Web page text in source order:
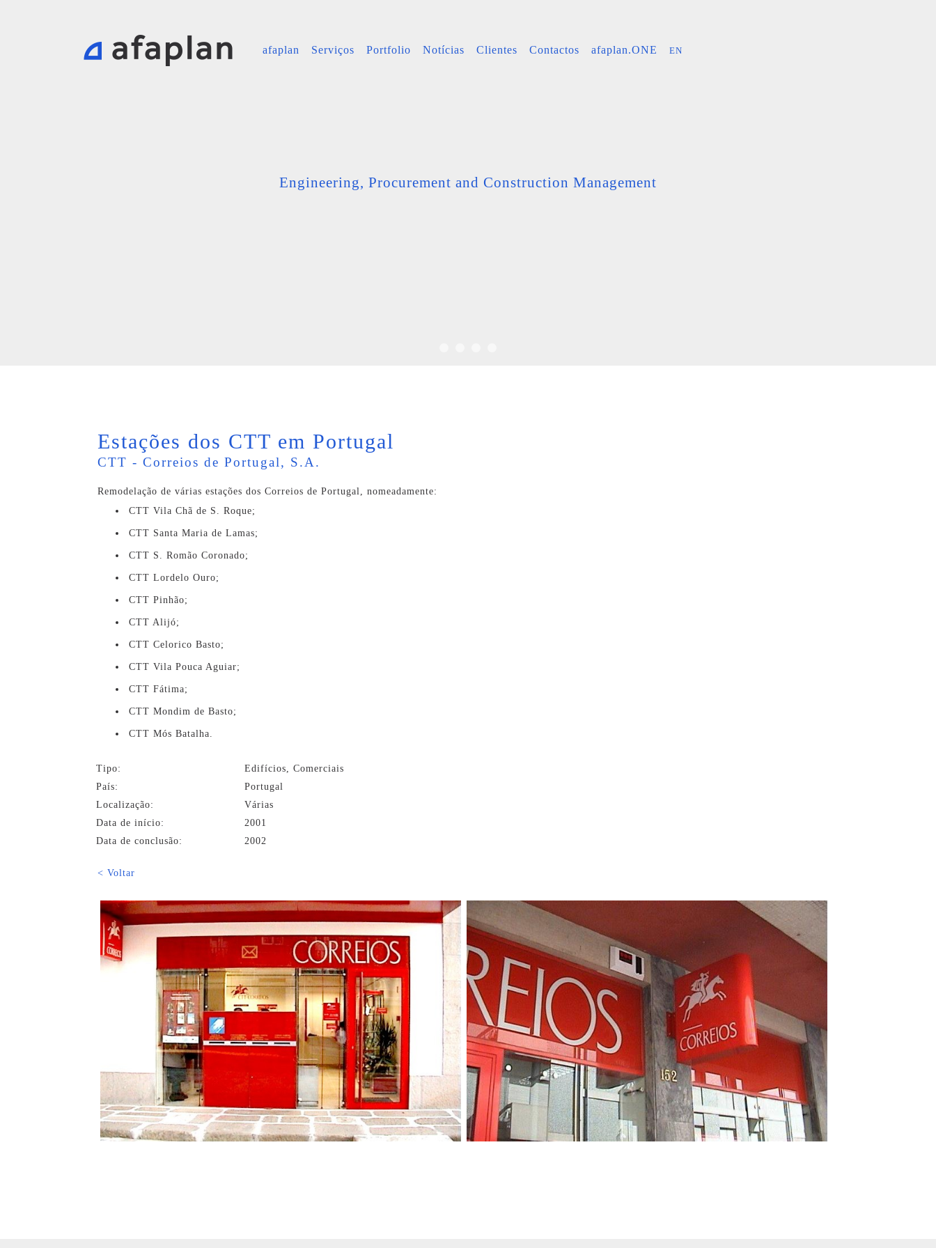
afaplan Serviços Portfolio Notícias Clientes Contactos afaplan.ONE EN
Engineering, Procurement and Construction Management
Estações dos CTT em Portugal
CTT - Correios de Portugal, S.A.
Remodelação de várias estações dos Correios de Portugal, nomeadamente:
CTT Vila Chã de S. Roque;
CTT Santa Maria de Lamas;
CTT S. Romão Coronado;
CTT Lordelo Ouro;
CTT Pinhão;
CTT Alijó;
CTT Celorico Basto;
CTT Vila Pouca Aguiar;
CTT Fátima;
CTT Mondim de Basto;
CTT Mós Batalha.
Tipo:
Edifícios, Comerciais
País:
Portugal
Localização:
Várias
Data de início:
2001
Data de conclusão:
2002
< Voltar